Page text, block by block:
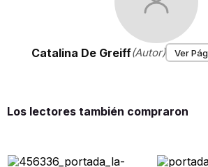
Catalina De Greiff(Autor) Ver
Los lectores también compraron